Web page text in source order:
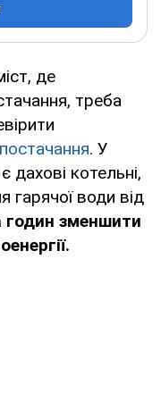
де
треба
. У
дахові котельні,
гарячої води від
годин зменшити